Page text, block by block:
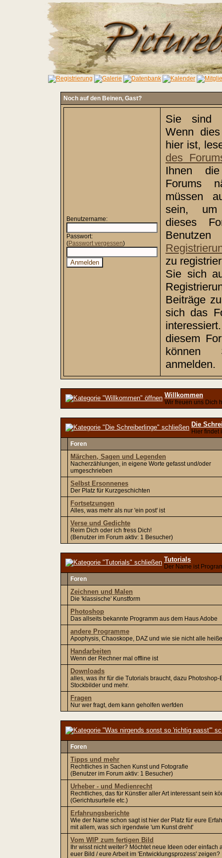
Noch auf den Beinen, Gast?
Benutzername:
Passwort:
(Passwort vergessen)
Sie sind
Wenn
hier ist,
des
Ihnen
Forums
müssen
sein, um
dieses
zu
Sie sich
Beiträge
sich das
diesem
anmelden.
Willkommen
Wir freuen uns Dich
Die
Hier findet
Foren
Märchen, Sagen und Legenden
Nacherzählungen, in eigene Worte gefasst und/oder
umgeschrieben
Selbst Ersonnenes
Der Platz für Kurzgeschichten
Fortsetzungen
Alles, was mehr als nur 'ein post' ist
Verse und Gedichte
Reim Dich oder ich fress Dich!
(Benutzer im Forum aktiv: 1 Besucher)
Tutorials
Der Name ist
Foren
Zeichnen und Malen
Die 'klassische' Kunstform
Photoshop
Das allseits bekannte Programm aus dem Haus Adobe
andere Programme
Apophysis, Chaoskope, DAZ und wie sie nicht alle
Handarbeiten
Wenn der Rechner mal offline ist
Downloads
alles, was ihr für die Tutorials braucht, dazu Photoshop-
Stockbilder und mehr.
Fragen
Nur wer fragt, dem kann geholfen werfden
Foren
Tipps und mehr
Rechtliches in Sachen Kunst und Fotografie
(Benutzer im Forum aktiv: 1 Besucher)
Urheber - und Medienrecht
Rechtliches, das für Künstler aller Art interessant sein
(Gerichtusurteile etc.)
Erfahrungsberichte
Wie der Name schon sagt ist hier der Platz für eure
mit allem, was sich irgendwie 'um Kunst dreht'
Vom WIP zum fertigen Bild
Ihr wisst nicht weiter? Möchtet neue Ideen oder einfach
euer Bild / eure Arbeit im 'Entwicklungsprozess' zeigen?